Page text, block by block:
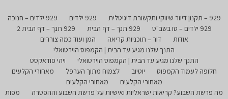
929 – תקנון דיוור שיווקי ותקשורת דיגיטלית 929 ילדים
929 ילדים – חנוכה
929 ילדים – טו בשב"ט
929 תנך – דף הבית
929 תנך – דף הבית 2
אודות
דור – תוכניות קריאה
המן ועוד כמה צוררים
התנך שלנו מגיע עד הבית | הקמפוס הוירטואלי
התנך שלנו מגיע עד הבית | הקמפוס הוירטואלי
ויהי פודאקסט
חלופה לעמוד הקמפוס
יוטיוב לצמוח מתוך הערפל
מאחורי הקלעים
מאחורי הקלעים
מאחורי הקלעים
מה פרשת השבוע? קריאות ישראליות ואישיות על פרשת השבוע וההפטרה
מפות